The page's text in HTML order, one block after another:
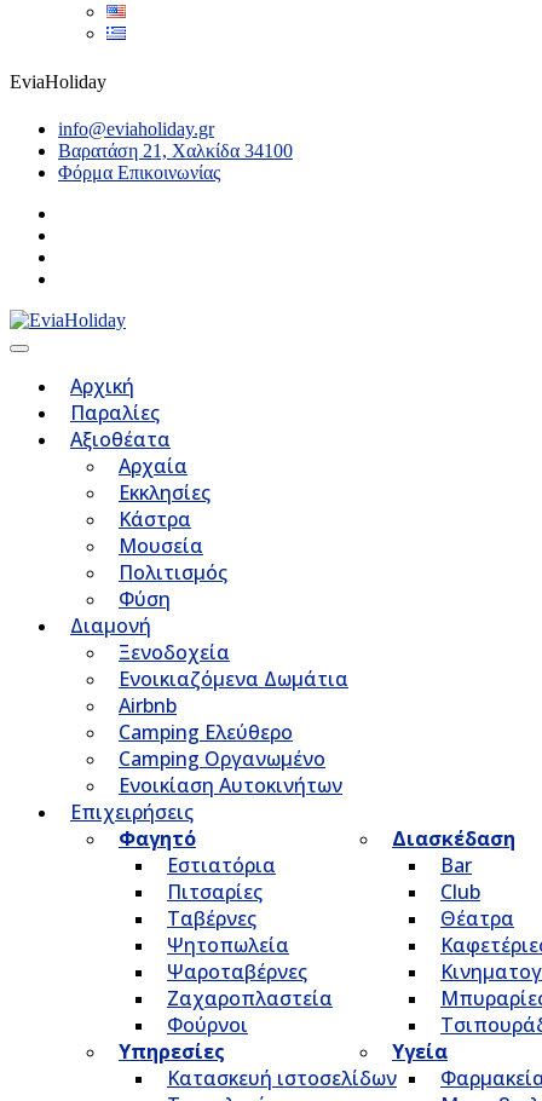
EviaHoliday
info@eviaholiday.gr
Βαρατάση 21, Χαλκίδα 34100
Φόρμα Επικοινωνίας
Αρχική
Παραλίες
Αξιοθέατα
Αρχαία
Εκκλησίες
Κάστρα
Μουσεία
Πολιτισμός
Φύση
Διαμονή
Ξενοδοχεία
Ενοικιαζόμενα Δωμάτια
Airbnb
Camping Ελεύθερο
Camping Οργανωμένο
Ενοικίαση Αυτοκινήτων
Επιχειρήσεις
Φαγητό
Εστιατόρια
Πιτσαρίες
Ταβέρνες
Ψητοπωλεία
Ψαροταβέρνες
Ζαχαροπλαστεία
Φούρνοι
Διασκέδαση
Bar
Club
Θέατρα
Υπηρεσίες
Κατασκευή ιστοσελίδων
Υγεία